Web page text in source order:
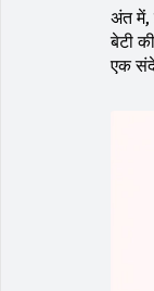
अंत में,
बेटी
एक